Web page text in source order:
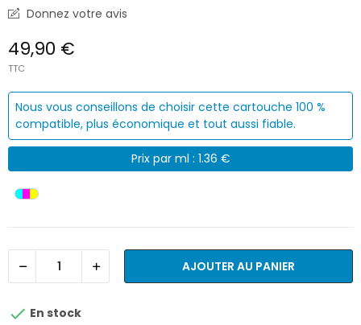
Donnez votre avis
49,90 €
TTC
Nous vous conseillons de choisir cette cartouche 100 %
compatible, plus économique et tout aussi fiable.
Prix par ml : 1.36 €
AJOUTER AU PANIER
 En stock